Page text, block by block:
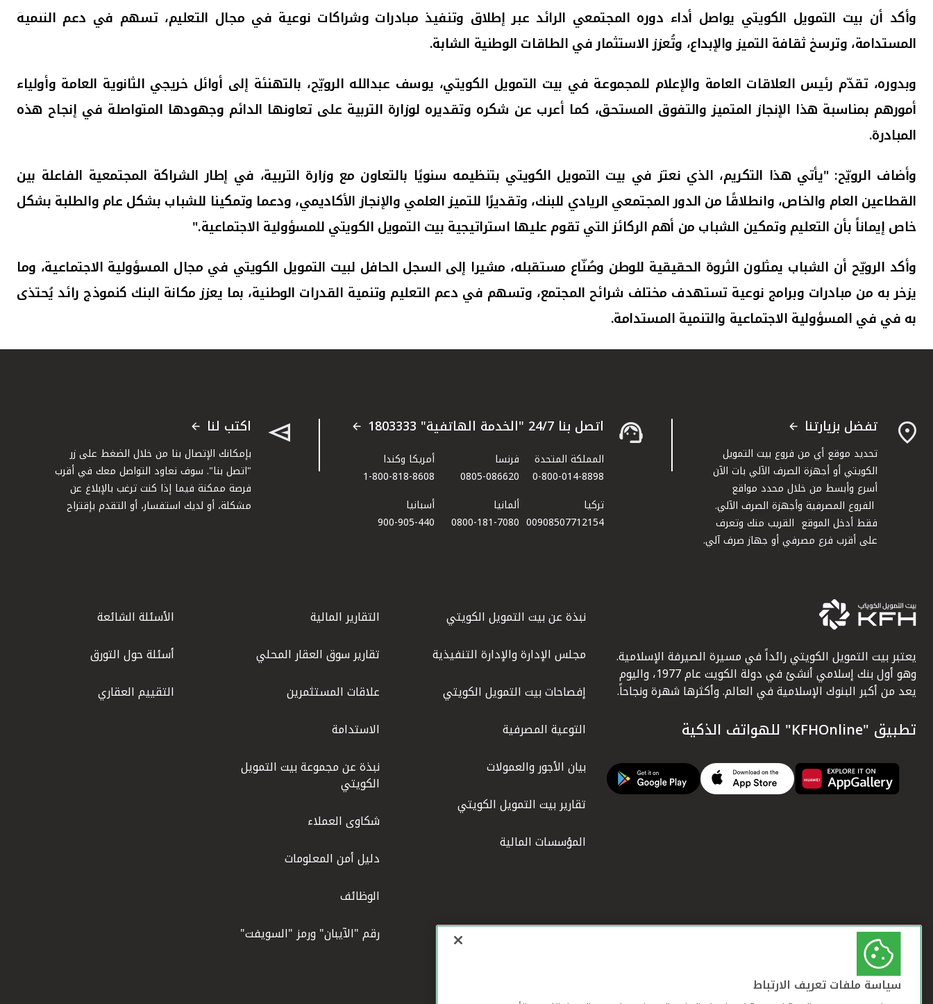
وأكد أن بيت التمويل الكويتي يواصل أداء دوره المجتمعي الرائد عبر إطلاق وتنفيذ مبادرات وشراكات نوعية في مجال التعليم، تسهم في دعم التنمية
المستدامة، وترسخ ثقافة التميز والإبداع، وتُعزز الاستثمار في الطاقات الوطنية الشابة.
وبدوره، تقدّم رئيس العلاقات العامة والإعلام للمجموعة في بيت التمويل الكويتي، يوسف عبدالله الرويّح، بالتهنئة إلى أوائل خريجي الثانوية العامة وأولياء
أمورهم بمناسبة هذا الإنجاز المتميز والتفوق المستحق، كما أعرب عن شكره وتقديره لوزارة التربية على تعاونها الدائم وجهودها المتواصلة في إنجاح هذه
المبادرة.
وأضاف الرويّح: "يأتي هذا التكريم، الذي نعتز في بيت التمويل الكويتي بتنظيمه سنويًا بالتعاون مع وزارة التربية، في إطار الشراكة المجتمعية الفاعلة بين
القطاعين العام والخاص، وانطلاقًا من الدور المجتمعي الريادي للبنك، وتقديرًا للتميز العلمي والإنجاز الأكاديمي، ودعما وتمكينا للشباب بشكل عام والطلبة بشكل
خاص إيماناً بأن التعليم وتمكين الشباب من أهم الركائز التي تقوم عليها استراتيجية بيت التمويل الكويتي للمسؤولية الاجتماعية."
وأكد الرويّح أن الشباب يمثلون الثروة الحقيقية للوطن وصُنّاع مستقبله، مشيرا إلى السجل الحافل لبيت التمويل الكويتي في مجال المسؤولية الاجتماعية، وما
يزخر به من مبادرات وبرامج نوعية تستهدف مختلف شرائح المجتمع، وتسهم في دعم التعليم وتنمية القدرات الوطنية، بما يعزز مكانة البنك كنموذج رائد يُحتذى
به في في المسؤولية الاجتماعية والتنمية المستدامة.
تفضل بزيارتنا
تحديد موقع أي من فروع بيت التمويل
الكويتي أو أجهزة الصرف الآلي بات الآن
أسرع وأبسط من خلال محدد مواقع
الفروع المصرفية وأجهزة الصرف الآلي.
فقط أدخل الموقع القريب منك وتعرف
على أقرب فرع مصرفي أو جهاز صرف آلي.
اتصل بنا 24/7 "الخدمة الهاتفية" 1803333
المملكة المتحدة
0-800-014-8898
فرنسا
0805-086620
أمريكا وكندا
1-800-818-8608
تركيا
00908507712154​
ألمانيا
0800-181-7080
أسبانيا
900-905-440
اكتب لنا
بإمكانك الإتصال بنا من خلال الضغط على زر
"اتصل بنا". سوف نعاود التواصل معك في أقرب
فرصة ممكنة فيما إذا كنت ترغب بالإبلاغ عن
مشكلة، أو لديك استفسار، أو التقدم بإقتراح
يعتبر بيت التمويل الكويتي رائداً في مسيرة الصيرفة الإسلامية.
وهو أول بنك إسلامي أنشئ في دولة الكويت عام 1977، واليوم
يعد من أكبر البنوك الإسلامية في العالم. وأكثرها شهرة ونجاحاً.
تطبيق "KFHOnline" للهواتف الذكية
نبذة عن بيت التمويل الكويتي
مجلس الإدارة والإدارة التنفيذية
إفصاحات بيت التمويل الكويتي
التوعية المصرفية
بيان الأجور والعمولات
تقارير بيت التمويل الكويتي
المؤسسات المالية
التقارير المالية
تقارير سوق العقار المحلي
علاقات المستثمرين
الاستدامة
نبذة عن مجموعة بيت التمويل
الكويتي
شكاوى العملاء
دليل أمن المعلومات
الوظائف
رقم "الآيبان" ورمز "السويفت"
الأسئلة الشائعة
أسئلة حول التورق
التقييم العقاري
سياسة ملفات تعريف الارتباط